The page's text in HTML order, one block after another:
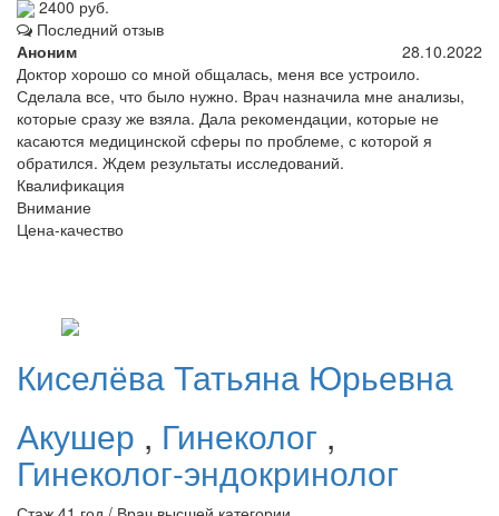
2400 руб.
Последний отзыв
Аноним
28.10.2022
Доктор хорошо со мной общалась, меня все устроило.
Сделала все, что было нужно. Врач назначила мне анализы,
которые сразу же взяла. Дала рекомендации, которые не
касаются медицинской сферы по проблеме, с которой я
обратился. Ждем результаты исследований.
Квалификация
Внимание
Цена-качество
КиселёваТатьяна Юрьевна
Акушер , Гинеколог ,
Гинеколог-эндокринолог